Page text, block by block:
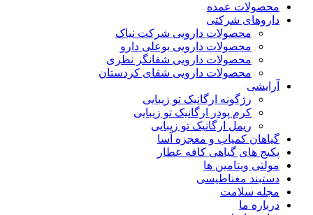
محصولات عمده
داروهای شرکتی
محصولات دارویی شرکت نیاک
محصولات دارویی بوعلی دارو
محصولات دارویی شفانگر نظری
محصولات دارویی شفای کردستان
آرایشی
رژگونه ارگانیک تو زیبایی
کرم پودر ارگانیک تو زیبایی
ریمل ارگانیک تو زیبایی
گیاهان کمیاب و معجزه آسا
پکیج های گیاهی کافه عطار
مولتی ویتامین ها
دستبند مغناطیسی
مجله سلامت
درباره ما